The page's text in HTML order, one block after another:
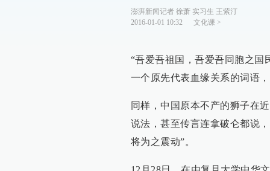
澎湃新闻记者 徐萧 实习生 王紫汀
2016-01-01 10:32
文化课>
“吾爱吾祖国，吾爱吾同胞之国
一个原先代表血缘关系的词语
同样，中国原本不产的狮子在
说法，甚至传言连拿破仑都说
将为之震动”。